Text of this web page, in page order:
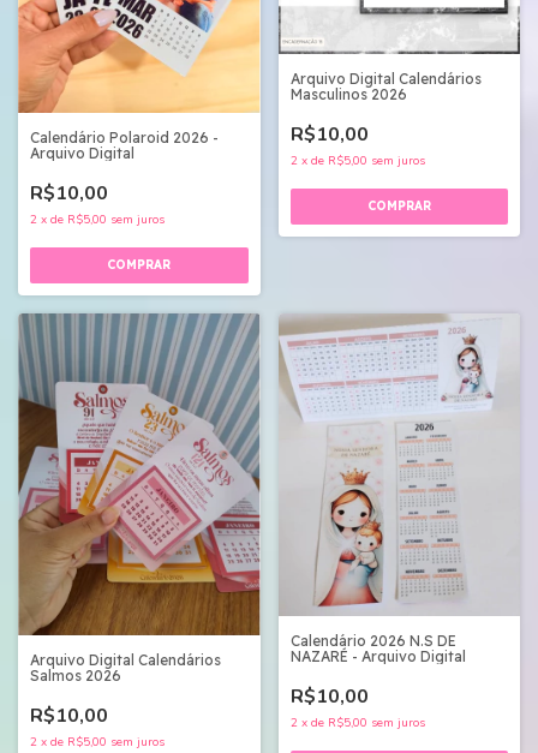
Calendário Polaroid 2026 -
Arquivo Digital
R$10,00
2 x de R$5,00 sem juros
Arquivo Digital Calendários
Masculinos 2026
R$10,00
2 x de R$5,00 sem juros
Arquivo Digital Calendários
Salmos 2026
R$10,00
2 x de R$5,00 sem juros
Calendário 2026 N.S DE
NAZARÉ - Arquivo Digital
R$10,00
2 x de R$5,00 sem juros